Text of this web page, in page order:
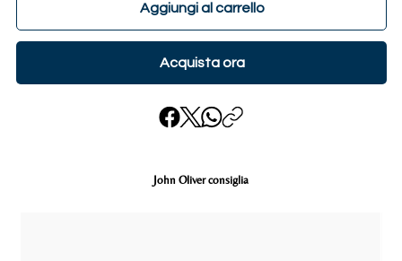
Aggiungi al carrello
Acquista ora
John Oliver consiglia